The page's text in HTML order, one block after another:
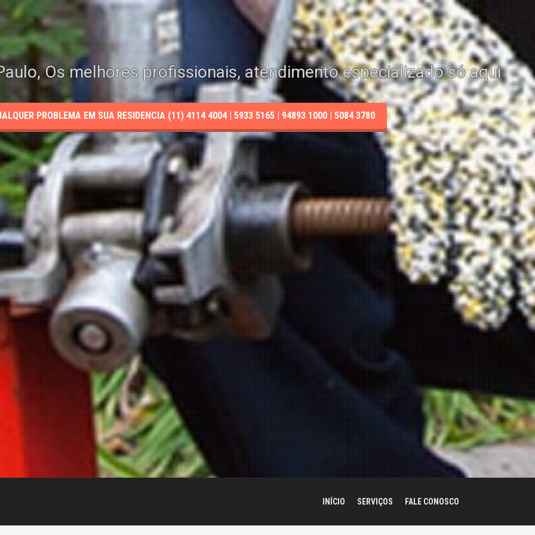
Os melhores profissionais, atendimento especializado só aqui
PROBLEMA EM SUA RESIDENCIA (11) 4114 4004 | 5933 5165 | 94893 1000 | 5084 3780
INÍCIO SERVIÇOS FALE CONOSCO